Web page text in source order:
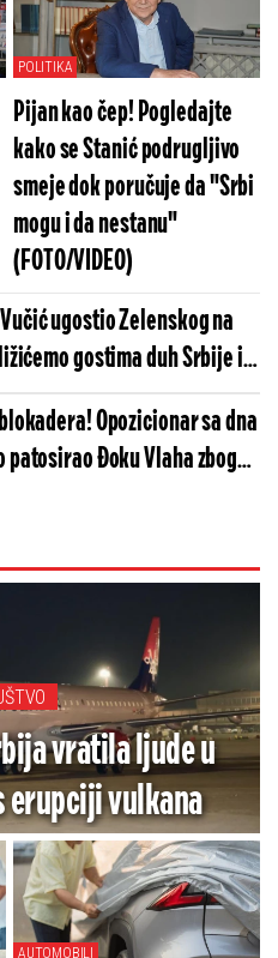
POLITIKA
Pijan kao čep! Pogledajte
kako se Stanić podrugljivo
smeje dok poručuje da "Srbi
mogu i da nestanu"
(FOTO/VIDEO)
ugostio Zelenskog na
gostima duh Srbije i
(FOTO)
Opozicionar sa dna
patosirao Đoku Vlaha zbog
vratila ljude u
erupciji vulkana
AUTOMOBILI